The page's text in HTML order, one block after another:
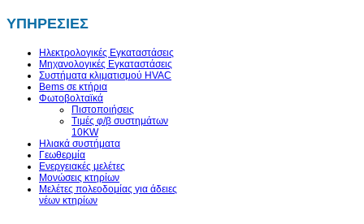
ΥΠΗΡΕΣΙΕΣ
Ηλεκτρολογικές Εγκαταστάσεις
Μηχανολογικές Εγκαταστάσεις
Συστήματα κλιματισμού HVAC
Bems σε κτήρια
Φωτοβολταϊκά
Πιστοποιήσεις
Τιμές φ/β συστημάτων
10KW
Ηλιακά συστήματα
Γεωθερμία
Ενεργειακές μελέτες
Μονώσεις κτηρίων
Μελέτες πολεοδομίας για άδειες
νέων κτηρίων